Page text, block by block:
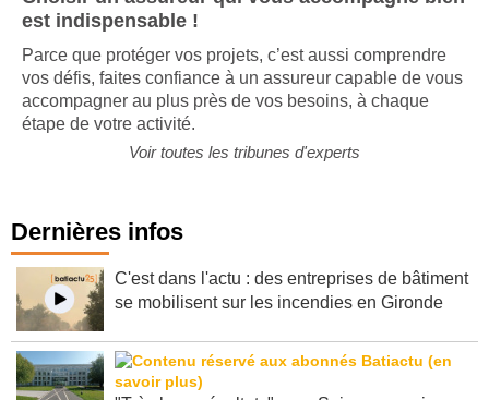
Choisir un assureur qui vous accompagne bien
est indispensable !
Parce que protéger vos projets, c’est aussi comprendre
vos défis, faites confiance à un assureur capable de vous
accompagner au plus près de vos besoins, à chaque
Dernières infos
C'est dans l'actu : des entreprises de bâtiment